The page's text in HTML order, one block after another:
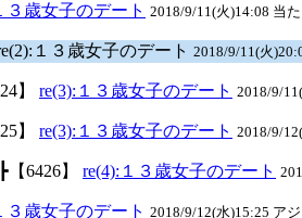
３歳女子のデート 2018/9/11(火)14:08 当
１３歳女子のデート 2018/9/11(火
】 re(3):１３歳女子のデート 2018/9/
】 re(3):１３歳女子のデート 2018/9/
┣【6426】 re(4):１３歳女子のデート
３歳女子のデート 2018/9/12(水)15:25 ア